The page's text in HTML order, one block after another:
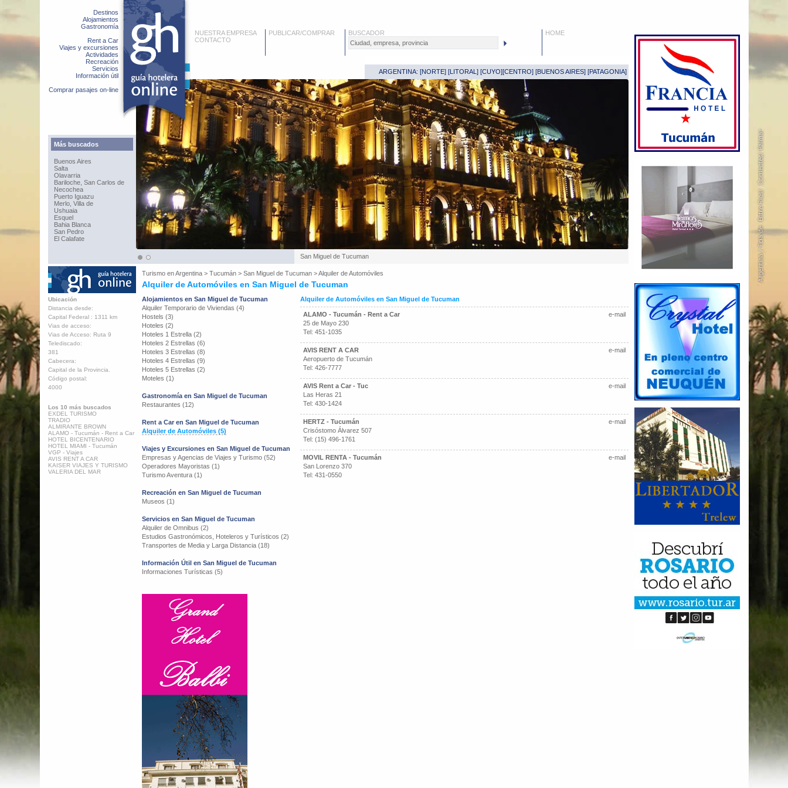
Destinos
Alojamientos
Gastronomía
Rent a Car
Viajes y excursiones
Actividades
Recreación
Servicios
Información útil
Comprar pasajes on-line
Más buscados
Buenos Aires
Salta
Olavarria
Bariloche, San Carlos de
Necochea
Puerto Iguazu
Merlo, Villa de
Ushuaia
Esquel
Bahia Blanca
San Pedro
El Calafate
NUESTRA EMPRESA
CONTACTO
PUBLICAR/COMPRAR BUSCADOR HOME
ARGENTINA: [NORTE] [LITORAL ] [CUYO][CENTRO] [BUENOS AIRES] [PATAGONIA]
San Miguel de Tucuman
Turismo enArgentina > Tucumán > San Miguel de Tucuman >Alquiler de Automóviles
Alquiler de Automóviles en San Miguel de Tucuman
Ubicación
Distancia desde:
Capital Federal : 1311 km
Vias de acceso:
Vias de Acceso: Ruta 9
Telediscado:
381
Cabecera:
Capital de la Provincia.
Código postal:
4000
Los 10 más buscados
EXDEL TURISMO
TRADIO
ALMIRANTE BROWN
ALAMO - Tucumán - Rent a Car
HOTEL BICENTENARIO
HOTEL MIAMI - Tucumán
VGP - Viajes
AVIS RENT A CAR
KAISER VIAJES Y TURISMO
VALERIA DEL MAR
Alojamientos en San Miguel de Tucuman
Alquiler Temporario de Viviendas (4)
Hostels (3)
Hoteles (2)
Hoteles 1 Estrella (2)
Hoteles 2 Estrellas (6)
Hoteles 3 Estrellas (8)
Hoteles 4 Estrellas (9)
Hoteles 5 Estrellas (2)
Moteles (1)
Gastronomía en San Miguel de Tucuman
Restaurantes (12)
Rent a Car en San Miguel de Tucuman
Alquiler de Automóviles (5)
Viajes y Excursiones en San Miguel de Tucuman
Empresas y Agencias de Viajes y Turismo (52)
Operadores Mayoristas (1)
Turismo Aventura (1)
Recreación en San Miguel de Tucuman
Museos (1)
Servicios en San Miguel de Tucuman
Alquiler de Omnibus (2)
Estudios Gastronómicos, Hoteleros y Turísticos (2)
Transportes de Media y Larga Distancia (18)
Información Útil en San Miguel de Tucuman
Informaciones Turísticas (5)
Alquiler de Automóviles en San Miguel de Tucuman
e-mail
ALAMO - Tucumán - Rent a Car
25 de Mayo 230
Tel: 451-1035
e-mail
AVIS RENT A CAR
Aeropuerto de Tucumán
Tel: 426-7777
e-mail
AVIS Rent a Car - Tuc
Las Heras 21
Tel: 430-1424
e-mail
HERTZ - Tucumán
Crisóstomo Álvarez 507
Tel: (15) 496-1761
e-mail
MOVIL RENTA - Tucumán
San Lorenzo 370
Tel: 431-0550